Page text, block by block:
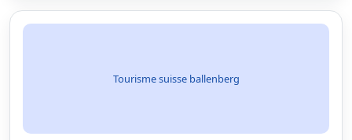
Tourisme suisse ballenberg